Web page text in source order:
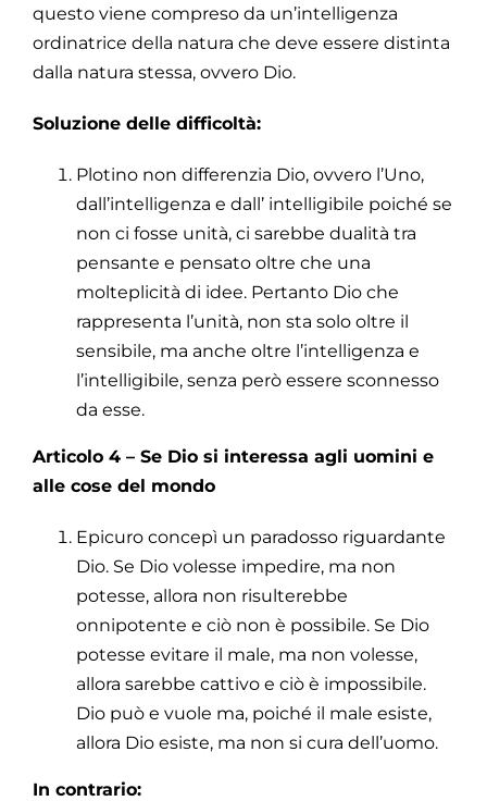
questo viene compreso da un’intelligenza
ordinatrice della natura che deve essere distinta
dalla natura stessa, ovvero Dio.
Soluzione delle difficoltà:
Plotino non differenzia Dio, ovvero l’Uno,
dall’intelligenza e dall’ intelligibile poiché se
non ci fosse unità, ci sarebbe dualità tra
pensante e pensato oltre che una
molteplicità di idee. Pertanto Dio che
rappresenta l’unità, non sta solo oltre il
sensibile, ma anche oltre l’intelligenza e
l’intelligibile, senza però essere sconnesso
da esse.
Articolo 4 – Se Dio si interessa agli uomini e
alle cose del mondo
Epicuro concepì un paradosso riguardante
Dio. Se Dio volesse impedire, ma non
potesse, allora non risulterebbe
onnipotente e ciò non è possibile. Se Dio
potesse evitare il male, ma non volesse,
allora sarebbe cattivo e ciò è impossibile.
Dio può e vuole ma, poiché il male esiste,
allora Dio esiste, ma non si cura dell’uomo.
In contrario: